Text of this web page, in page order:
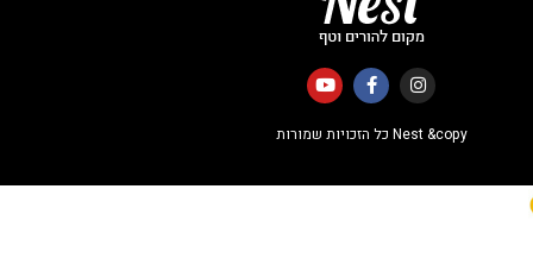
Nest &copy כל הזכויות שמורות